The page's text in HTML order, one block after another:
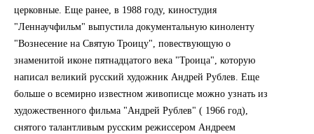
церковные. Еще ранее, в 1988 году, киностудия
"Леннаучфильм" выпустила документальную киноленту
"Вознесение на Святую Троицу", повествующую о
знаменитой иконе пятнадцатого века "Троица", которую
написал великий русский художник Андрей Рублев. Еще
больше о всемирно известном живописце можно узнать из
художественного фильма "Андрей Рублев" ( 1966 год),
снятого талантливым русским режиссером Андреем